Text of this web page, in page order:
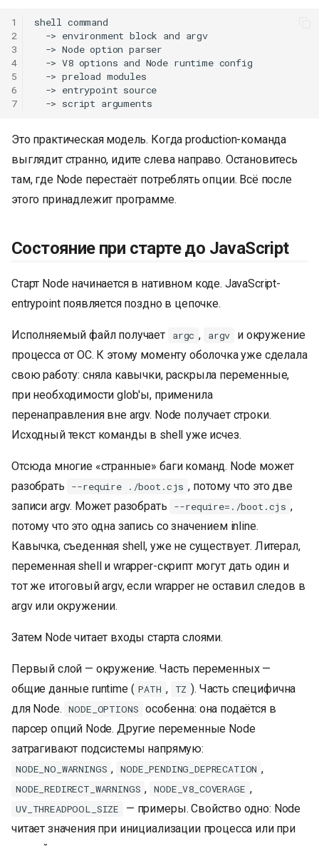
1
2
3
4
5
6
7
shell command
  -> environment block and argv
  -> Node option parser
  -> V8 options and Node runtime config
  -> preload modules
  -> entrypoint source
Это практическая модель. Когда production-команда
выглядит странно, идите слева направо. Остановитесь
там, где Node перестаёт потреблять опции. Всё после
этого принадлежит программе.
Состояние при старте до JavaScript
Старт Node начинается в нативном коде. JavaScript-
entrypoint появляется поздно в цепочке.
Исполняемый файл получает argc , argv
и окружение
процесса от ОС. К этому моменту оболочка уже сделала
свою работу: сняла кавычки, раскрыла переменные,
при необходимости glob'ы, применила
перенаправления вне argv. Node получает строки.
Исходный текст команды в shell уже исчез.
Отсюда многие «странные» баги команд. Node может
разобрать
--require ./boot.cjs , потому что это две
записи argv. Может разобрать
--require=./boot.cjs ,
потому что это одна запись со значением inline.
Кавычка, съеденная shell, уже не существует. Литерал,
переменная shell и wrapper-скрипт могут дать один и
тот же итоговый argv, если wrapper не оставил следов в
argv или окружении.
Затем Node читает входы старта слоями.
Первый слой — окружение. Часть переменных —
общие данные runtime ( PATH , TZ ). Часть специфична
для Node. NODE_OPTIONS особенна: она подаётся в
парсер опций Node. Другие переменные Node
затрагивают подсистемы напрямую:
NODE_NO_WARNINGS , NODE_PENDING_DEPRECATION ,
NODE_REDIRECT_WARNINGS , NODE_V8_COVERAGE ,
UV_THREADPOOL_SIZE
— примеры. Свойство одно: Node
читает значения при инициализации процесса или при